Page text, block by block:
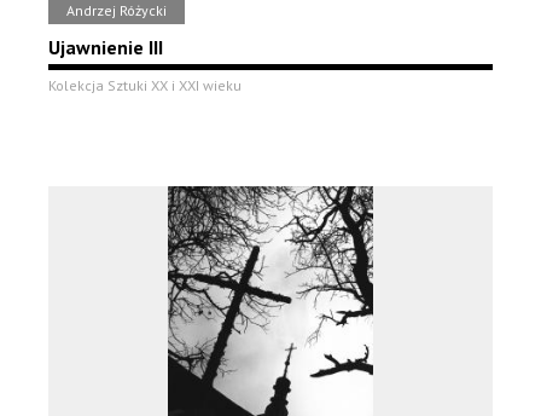
Andrzej Różycki
Ujawnienie III
Kolekcja Sztuki XX i XXI wieku